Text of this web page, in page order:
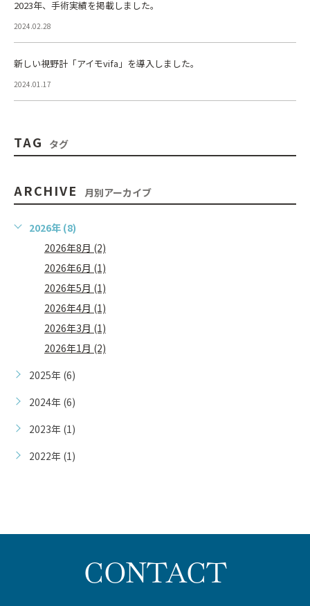
2023年、手術実績を掲載しました。
2024.02.28
新しい視野計「アイモvifa」を導入しました。
2024.01.17
TAG タグ
ARCHIVE 月別アーカイブ
2026年 (8)
2026年8月 (2)
2026年6月 (1)
2026年5月 (1)
2026年4月 (1)
2026年3月 (1)
2026年1月 (2)
2025年 (6)
2024年 (6)
2023年 (1)
2022年 (1)
CONTACT